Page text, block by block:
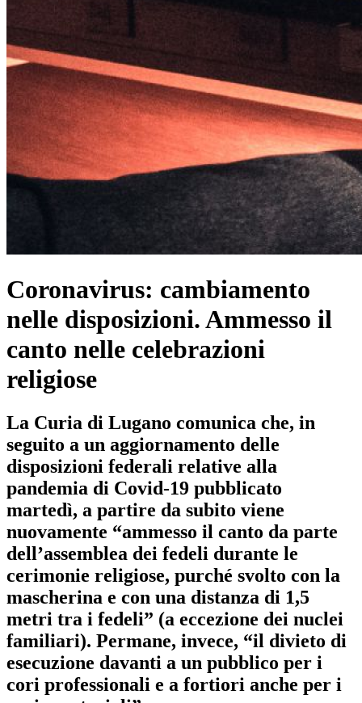
Coronavirus: cambiamento
nelle disposizioni. Ammesso il
canto nelle celebrazioni
religiose
La Curia di Lugano comunica che, in
seguito a un aggiornamento delle
disposizioni federali relative alla
pandemia di Covid-19 pubblicato
martedì, a partire da subito viene
nuovamente “ammesso il canto da parte
dell’assemblea dei fedeli durante le
cerimonie religiose, purché svolto con la
mascherina e con una distanza di 1,5
metri tra i fedeli” (a eccezione dei nuclei
familiari). Permane, invece, “il divieto di
esecuzione davanti a un pubblico per i
cori professionali e a fortiori anche per i